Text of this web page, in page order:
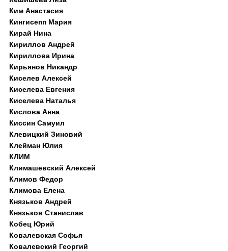
Ким Анастасия
Кингисепп Мария
Кирай Нина
Кириллов Андрей
Кириллова Ирина
Кирьянов Никандр
Киселев Алексей
Киселева Евгения
Киселева Наталья
Кислова Анна
Киссин Самуил
Клевицкий Зиновий
Клейман Юлия
КЛИМ
Климашевский Алексей
Климов Федор
Климова Елена
Князьков Андрей
Князьков Станислав
Кобец Юрий
Ковалевская Софья
Ковалевский Георгий